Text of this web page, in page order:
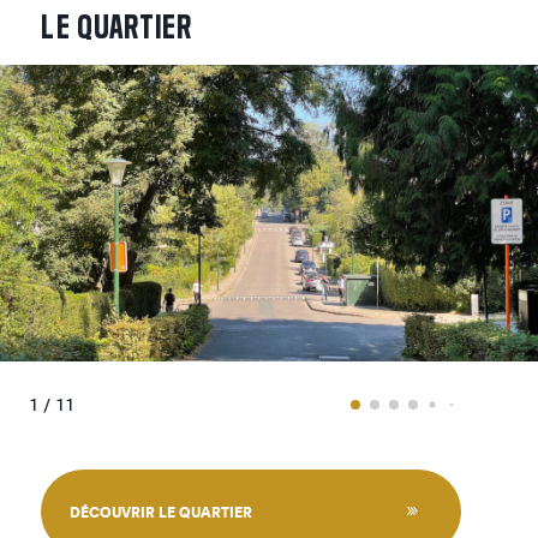
LE QUARTIER
1 / 11
DÉCOUVRIR LE QUARTIER